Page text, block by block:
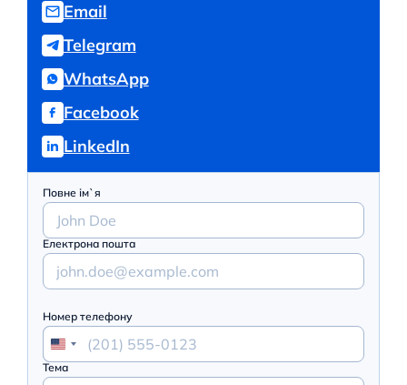
Email
Telegram
WhatsApp
Facebook
LinkedIn
Повне ім`я
Електрона пошта
Номер телефону
Тема